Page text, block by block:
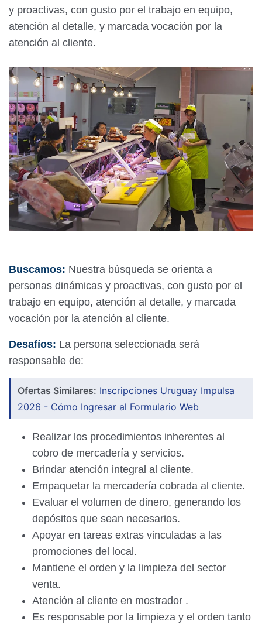
y proactivas, con gusto por el trabajo en equipo,
atención al detalle, y marcada vocación por la
atención al cliente.
Buscamos: Nuestra búsqueda se orienta a
personas dinámicas y proactivas, con gusto por el
trabajo en equipo, atención al detalle, y marcada
vocación por la atención al cliente.
Desafíos: La persona seleccionada será
responsable de:
Ofertas Similares: Inscripciones Uruguay Impulsa
2026 - Cómo Ingresar al Formulario Web
Realizar los procedimientos inherentes al
cobro de mercadería y servicios.
Brindar atención integral al cliente.
Empaquetar la mercadería cobrada al cliente.
Evaluar el volumen de dinero, generando los
depósitos que sean necesarios.
Apoyar en tareas extras vinculadas a las
promociones del local.
Mantiene el orden y la limpieza del sector
venta.
Atención al cliente en mostrador .
Es responsable por la limpieza y el orden tanto